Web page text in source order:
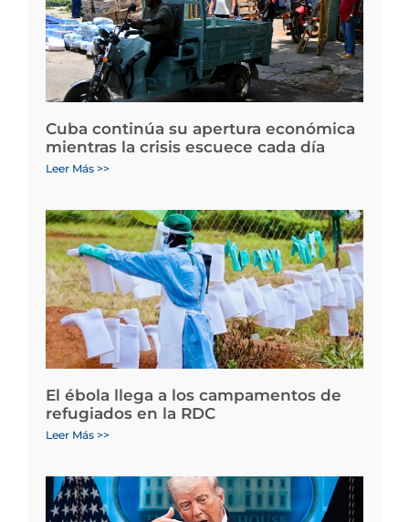
Cuba continúa su apertura económica
mientras la crisis escuece cada día
Leer Más >>
El ébola llega a los campamentos de
refugiados en la RDC
Leer Más >>